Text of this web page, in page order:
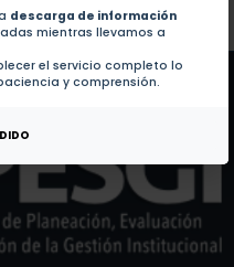
descarga de información
mientras llevamos a
el servicio completo lo
y comprensión.
este autor.